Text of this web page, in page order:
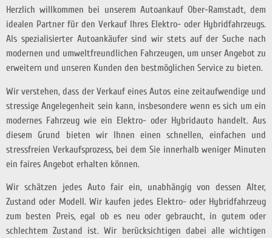
Herzlich willkommen bei unserem Autoankauf Ober-Ramstadt, dem
idealen Partner für den Verkauf Ihres Elektro- oder Hybridfahrzeugs.
Als spezialisierter Autoankäufer sind wir stets auf der Suche nach
modernen und umweltfreundlichen Fahrzeugen, um unser Angebot zu
erweitern und unseren Kunden den bestmöglichen Service zu bieten.
Wir verstehen, dass der Verkauf eines Autos eine zeitaufwendige und
stressige Angelegenheit sein kann, insbesondere wenn es sich um ein
modernes Fahrzeug wie ein Elektro- oder Hybridauto handelt. Aus
diesem Grund bieten wir Ihnen einen schnellen, einfachen und
stressfreien Verkaufsprozess, bei dem Sie innerhalb weniger Minuten
ein faires Angebot erhalten können.
Wir schätzen jedes Auto fair ein, unabhängig von dessen Alter,
Zustand oder Modell. Wir kaufen jedes Elektro- oder Hybridfahrzeug
zum besten Preis, egal ob es neu oder gebraucht, in gutem oder
schlechtem Zustand ist. Wir berücksichtigen dabei alle wichtigen